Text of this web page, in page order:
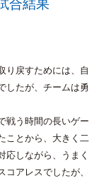
合結果
り戻すためには、自
したが、チームは勇
戦う時間の長いゲー
ことから、大きく二
応しながら、うまく
アレスでしたが、